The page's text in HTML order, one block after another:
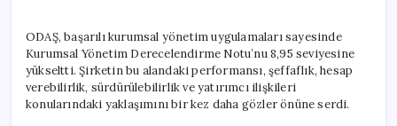
8,95’e
Yükseldi
için
ODAŞ, başarılı kurumsal yönetim uygulamaları sayesinde
Kurumsal Yönetim Derecelendirme Notu’nu 8,95 seviyesine
yükseltti. Şirketin bu alandaki performansı, şeffaflık, hesap
verebilirlik, sürdürülebilirlik ve yatırımcı ilişkileri
konularındaki yaklaşımını bir kez daha gözler önüne serdi.